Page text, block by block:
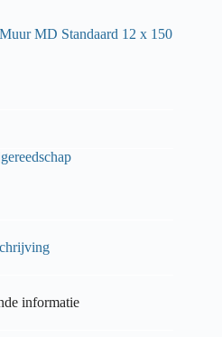
MD Standaard 12 x 150
informatie